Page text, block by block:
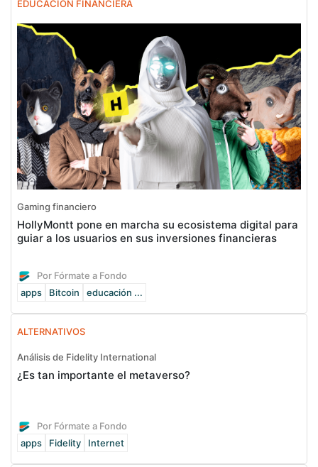
EDUCACIÓN FINANCIERA
Gaming financiero
HollyMontt pone en marcha su ecosistema digital para
guiar a los usuarios en sus inversiones financieras
Por Fórmate a Fondo
apps
Bitcoin educación ...
ALTERNATIVOS
Análisis de Fidelity International
¿Es tan importante el metaverso?
Por Fórmate a Fondo
apps
Fidelity Internet